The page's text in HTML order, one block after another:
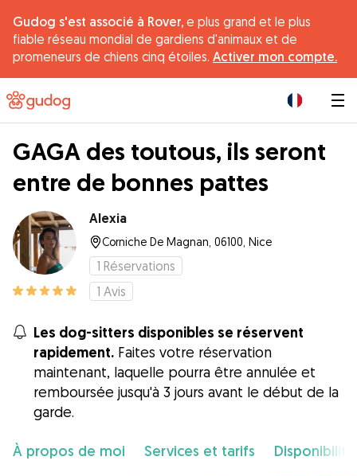
Gudog s'est associé à Rover, e plus grand et le plus
fiable réseau mondial de gardiens d'animaux et de
promeneurs de chiens cinq étoiles. Activer mon compte.
GAGA des toutous, ils seront
entre de bonnes pattes
Alexia
Corniche De Magnan, 06100, Nice
1 Réservations
1 Avis
Les dog-sitters disponibles se réservent
rapidement. Faites votre réservation
maintenant, laquelle pourra être annulée et
remboursée jusqu'à 3 jours avant le début de la
garde.
À propos de moi Services et tarifs Disponibilité